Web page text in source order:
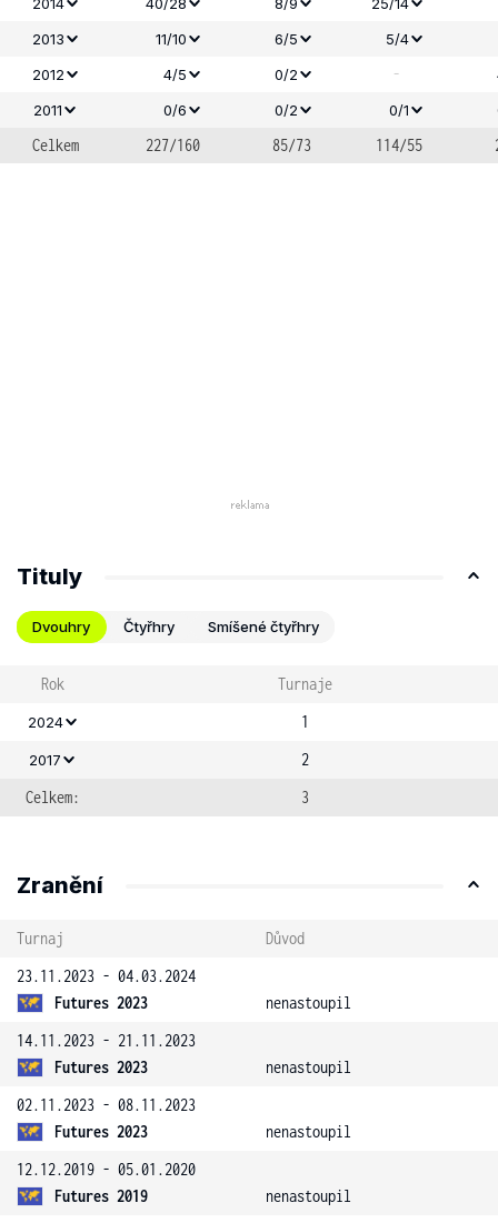
2013
11/10 6/5
5/4
2012
4/5 0/2 -
2011
0/6 0/2 0/1
Celkem 227/160 85/73 114/55
Tituly
Dvouhry Čtyřhry Smíšené čtyřhry
Rok Turnaje
2024 1
2017
2
Celkem:
3
Zranění
Turnaj
Důvod
23.11.2023 - 04.03.2024
Futures 2023
nenastoupil
14.11.2023 - 21.11.2023
Futures 2023
nenastoupil
02.11.2023 - 08.11.2023
Futures 2023
nenastoupil
12.12.2019 - 05.01.2020
Futures 2019
nenastoupil